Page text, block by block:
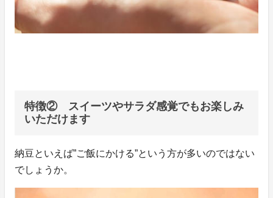
特徴② スイーツやサラダ感覚でもお楽しみ
いただけます
納豆といえば”ご飯にかける”という方が多いのではない
でしょうか。